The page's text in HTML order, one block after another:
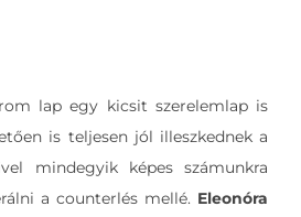
lap egy kicsit szerelemlap is
is teljesen jól illeszkednek a
mindegyik képes számunkra
a counterlés mellé. Eleonóra